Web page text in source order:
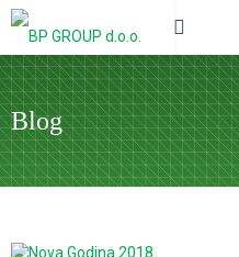
Blog